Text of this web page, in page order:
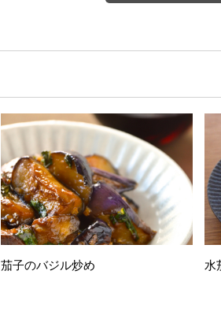
茄子のバジル炒め 水